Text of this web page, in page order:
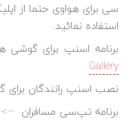
سی برای هواوی حتما از
استفاده نمائید.
برنامه اسنپ برای گوشی
Gallery
نصب اسنپ رانندگان
برنامه تپ‌سی مسافران —>